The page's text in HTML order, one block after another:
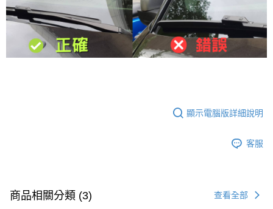
顯示電腦版詳細說明
客服
商品相關分類 (3) 查看全部